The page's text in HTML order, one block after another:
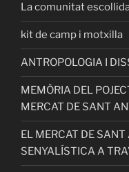
La comunitat
kit de camp i motxilla
ANTROPOLOGIA I
MEMÒRIA DEL
MERCAT DE SANT
EL MERCAT DE SANT
SENYALÍSTICA A